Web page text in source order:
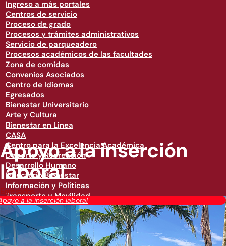
Ingreso a más portales
Centros de servicio
Proceso de grado
Procesos y trámites administrativos
Servicio de parqueadero
Procesos académicos de las facultades
Zona de comidas
Convenios Asociados
Centro de Idiomas
Egresados
Bienestar Universitario
Arte y Cultura
Bienestar en Linea
CASA
Centro para la Excelencia Académica
Deporte y Recreación
Desarrollo Humano
Directorio Bienestar
Información y Políticas
Transporte y Movilidad
a la inserción laboral
Apoyo a la inserción
laboral
Egresados